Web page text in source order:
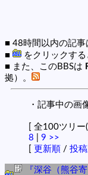
■ 48時間以内の記事
■
をクリックす
■ また、このBBSは
拠）。
・記事中の画
[ 全100ツリ
8
9 >>
更新順 / 投
『深谷（熊谷